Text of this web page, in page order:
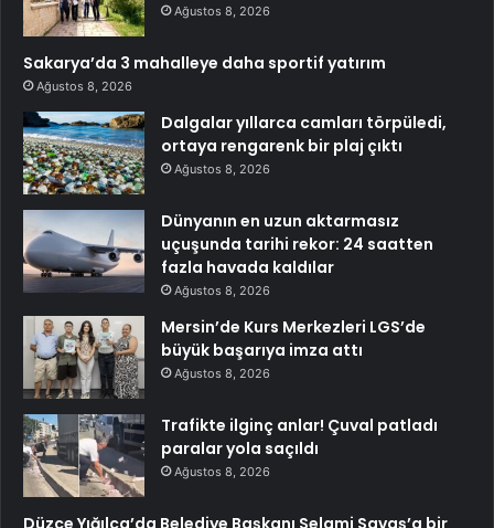
Ağustos 8, 2026
Sakarya’da 3 mahalleye daha sportif yatırım
Ağustos 8, 2026
Dalgalar yıllarca camları törpüledi,
ortaya rengarenk bir plaj çıktı
Ağustos 8, 2026
Dünyanın en uzun aktarmasız
uçuşunda tarihi rekor: 24 saatten
fazla havada kaldılar
Ağustos 8, 2026
Mersin’de Kurs Merkezleri LGS’de
büyük başarıya imza attı
Ağustos 8, 2026
Trafikte ilginç anlar! Çuval patladı
paralar yola saçıldı
Ağustos 8, 2026
Düzce Yığılca’da Belediye Başkanı Selami Savaş’a bir